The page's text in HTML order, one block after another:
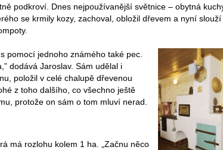
podkroví. Dnes nejpoužívanější světnice – obytná
se krmily kozy, zachoval, obložil dřevem a nyní slouží
pomocí jednoho známého také pec.
dodává Jaroslav. Sám udělal i
položil v celé chalupě dřevenou
z toho dalšího, co všechno ještě
protože on sám o tom mluví nerad.
má rozlohu kolem 1 ha. „Začnu něco